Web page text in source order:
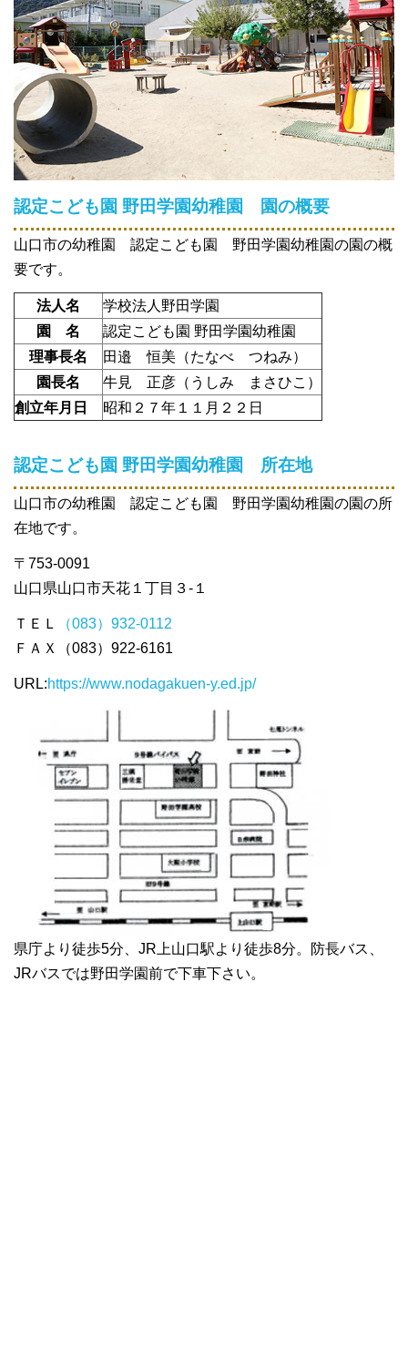
認定こども園 野田学園幼稚園 園の概要
山口市の幼稚園 認定こども園 野田学園幼稚園の園の概
要です。
法人名
学校法人野田学園
園 名
認定こども園 野田学園幼稚園
理事長名
田邉 恒美（たなべ つねみ）
園長名
牛見 正彦（うしみ まさひこ）
創立年月日
昭和２７年１１月２２日
認定こども園 野田学園幼稚園 所在地
山口市の幼稚園 認定こども園 野田学園幼稚園の園の所
在地です。
〒753-0091
山口県山口市天花１丁目３-１
ＴＥＬ
（083）932-0112
ＦＡＸ（083）922-6161
URL:https://www.nodagakuen-y.ed.jp/
県庁より徒歩5分、JR上山口駅より徒歩8分。防長バス、
JRバスでは野田学園前で下車下さい。